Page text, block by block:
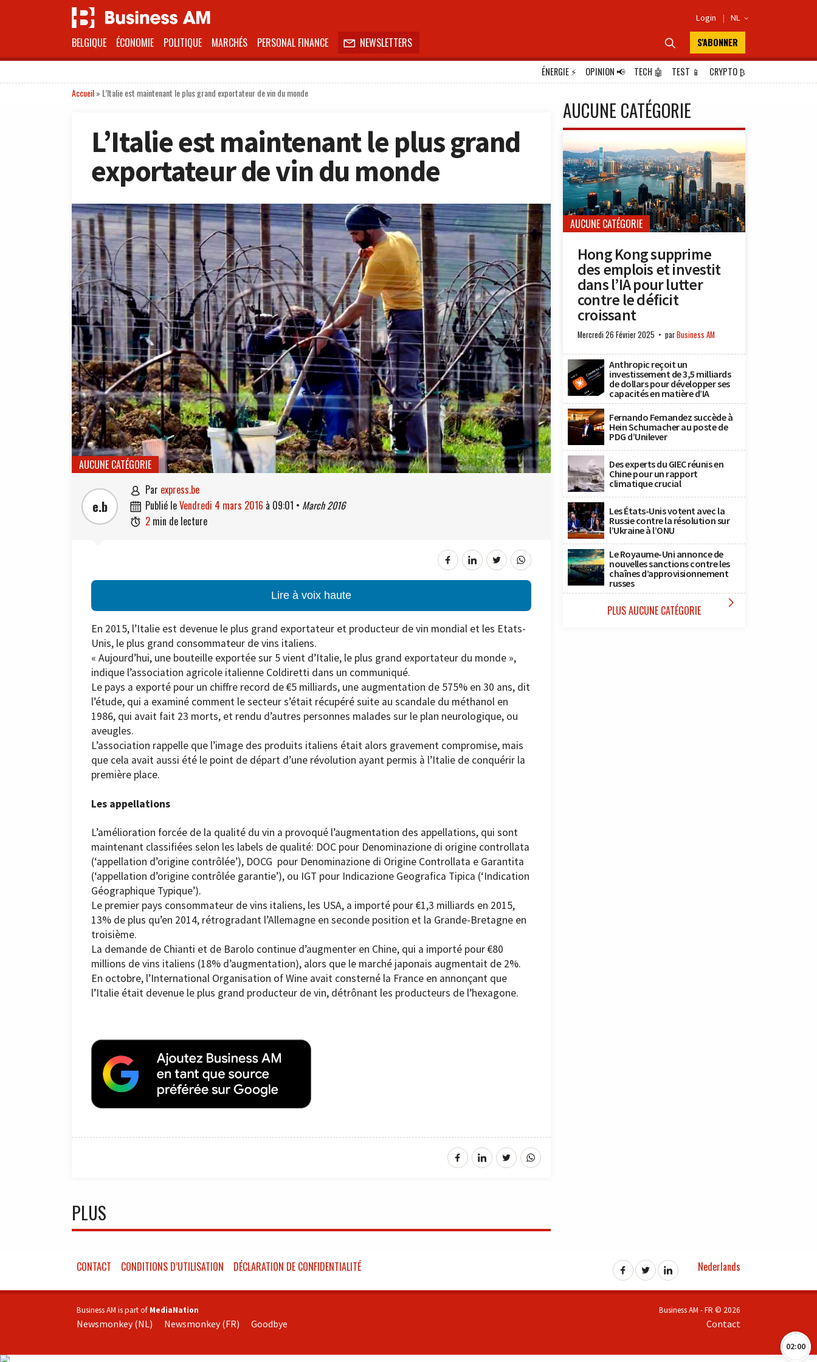
Login | NL 
BELGIQUE ÉCONOMIE POLITIQUE MARCHÉS PERSONAL FINANCE  NEWSLETTERS  S'ABONNER
ÉNERGIE⚡ OPINION📢 TECH 🤖 TEST 📱 CRYPTO₿
Accueil» L’Italie est maintenant le plus grand exportateur de vin du monde
L’Italie est maintenant le plus grand
exportateur de vin du monde
AUCUNE CATÉGORIE
e.b
 par express.be
 publié le vendredi 4 mars 2016 à 09:01 • March 2016
 2 min de lecture
Lire à voix haute
En 2015, l’Italie est devenue le plus grand exportateur et producteur de vin mondial et les Etats-
Unis, le plus grand consommateur de vins italiens.
« Aujourd’hui, une bouteille exportée sur 5 vient d’Italie, le plus grand exportateur du monde »,
indique l’association agricole italienne Coldiretti dans un communiqué.
Le pays a exporté pour un chiffre record de €5 milliards, une augmentation de 575% en 30 ans, dit
l’étude, qui a examiné comment le secteur s’était récupéré suite au scandale du méthanol en
1986, qui avait fait 23 morts, et rendu d’autres personnes malades sur le plan neurologique, ou
aveugles.
L’association rappelle que l’image des produits italiens était alors gravement compromise, mais
que cela avait aussi été le point de départ d’une révolution ayant permis à l’Italie de conquérir la
première place.
Les appellations
L’amélioration forcée de la qualité du vin a provoqué l’augmentation des appellations, qui sont
maintenant classifiées selon les labels de qualité: DOC pour Denominazione di origine controllata
(‘appellation d’origine contrôlée’), DOCG pour Denominazione di Origine Controllata e Garantita
(‘appellation d’origine contrôlée garantie’), ou IGT pour Indicazione Geografica Tipica (‘Indication
Géographique Typique’).
Le premier pays consommateur de vins italiens, les USA, a importé pour €1,3 milliards en 2015,
13% de plus qu’en 2014, rétrogradant l’Allemagne en seconde position et la Grande-Bretagne en
troisième.
La demande de Chianti et de Barolo continue d’augmenter en Chine, qui a importé pour €80
millions de vins italiens (18% d’augmentation), alors que le marché japonais augmentait de 2%.
En octobre, l’International Organisation of Wine avait consterné la France en annonçant que
l’Italie était devenue le plus grand producteur de vin, détrônant les producteurs de l’hexagone.
PLUS
AUCUNE CATÉGORIE
AUCUNE CATÉGORIE
Hong Kong supprime
des emplois et investit
dans l’IA pour lutter
contre le déficit
croissant
Mercredi 26 Février 2025 parBusiness AM
Anthropic reçoit un
investissement de 3,5 milliards
de dollars pour développer ses
capacités en matière d’IA
Fernando Fernandez succède à
Hein Schumacher au poste de
PDG d’Unilever
Des experts du GIEC réunis en
Chine pour un rapport
climatique crucial
Les États-Unis votent avec la
Russie contre la résolution sur
l’Ukraine à l’ONU
Le Royaume-Uni annonce de
nouvelles sanctions contre les
chaînes d’approvisionnement
russes
PLUS AUCUNE CATÉGORIE 
02:00
CONTACT CONDITIONS D’UTILISATION DÉCLARATION DE CONFIDENTIALITÉ Nederlands
Business AM is part of MediaNation
Newsmonkey (NL) Newsmonkey (FR) Goodbye
Business AM - FR © 2026
Contact